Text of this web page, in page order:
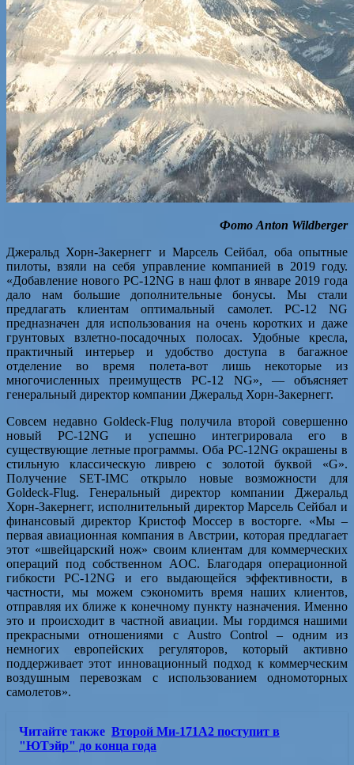
Фото Anton Wildberger
Джеральд Хорн-Закернегг и Марсель Сейбал, оба опытные
пилоты, взяли на себя управление компанией в 2019 году.
«Добавление нового PC-12NG в наш флот в январе 2019 года
дало нам большие дополнительные бонусы. Мы стали
предлагать клиентам оптимальный самолет. PC-12 NG
предназначен для использования на очень коротких и даже
грунтовых взлетно-посадочных полосах. Удобные кресла,
практичный интерьер и удобство доступа в багажное
отделение во время полета-вот лишь некоторые из
многочисленных преимуществ PC-12 NG», — объясняет
генеральный директор компании Джеральд Хорн-Закернегг.
Совсем недавно Goldeck-Flug получила второй совершенно
новый PC-12NG и успешно интегрировала его в
существующие летные программы. Оба PC-12NG окрашены в
стильную классическую ливрею с золотой буквой «G».
Получение SET-IMC открыло новые возможности для
Goldeck-Flug. Генеральный директор компании Джеральд
Хорн-Закернегг, исполнительный директор Марсель Сейбал и
финансовый директор Кристоф Моссер в восторге. «Мы –
первая авиационная компания в Австрии, которая предлагает
этот «швейцарский нож» своим клиентам для коммерческих
операций под собственном AOC. Благодаря операционной
гибкости PC-12NG и его выдающейся эффективности, в
частности, мы можем сэкономить время наших клиентов,
отправляя их ближе к конечному пункту назначения. Именно
это и происходит в частной авиации. Мы гордимся нашими
прекрасными отношениями с Austro Control – одним из
немногих европейских регуляторов, который активно
поддерживает этот инновационный подход к коммерческим
воздушным перевозкам с использованием одномоторных
самолетов».
Читайте также Второй Ми-171А2 поступит в
"ЮТэйр" до конца года